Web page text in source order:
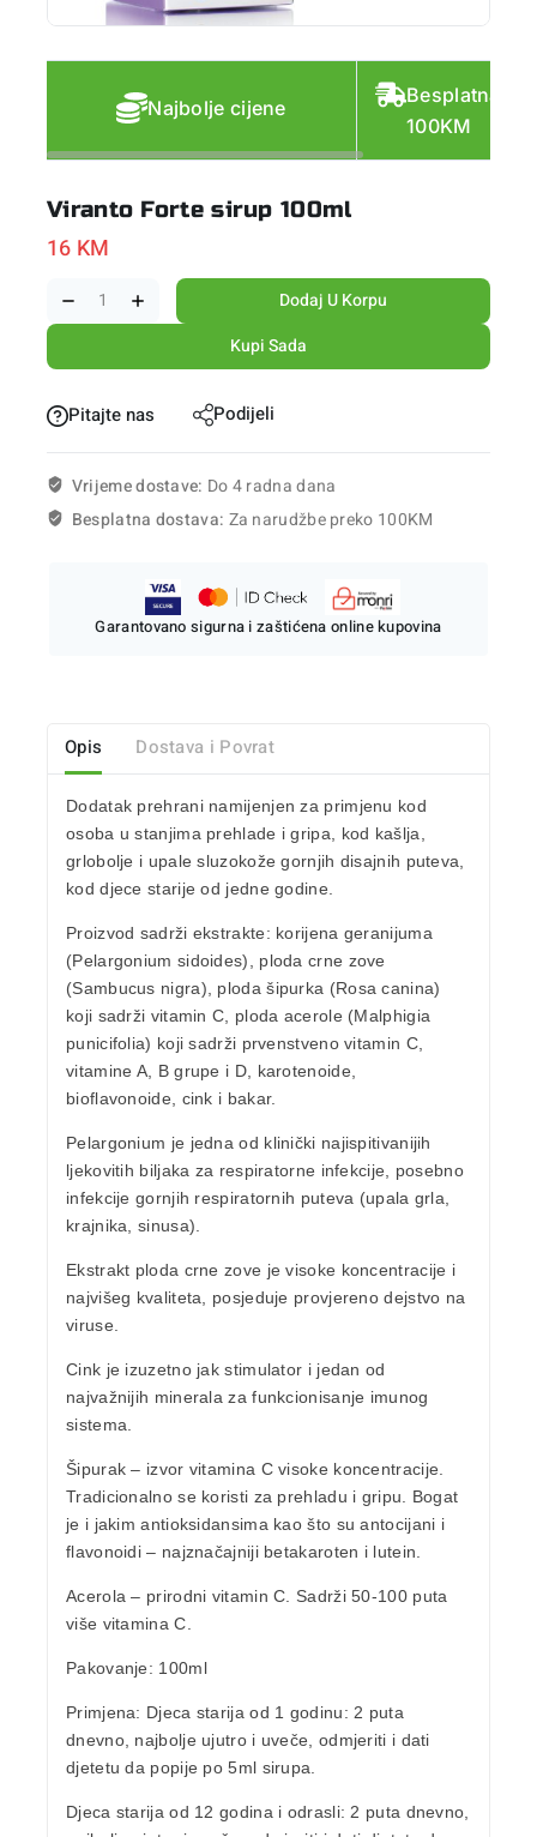
Najbolje cijene
Besplatna
100KM
Viranto Forte sirup 100ml
16 KM
Dodaj U Korpu
Kupi Sada
Pitajte nas Podijeli
Vrijeme dostave: Do 4 radna dana
Besplatna dostava: Za narudžbe preko 100KM
Garantovano sigurna i zaštićena online kupovina
Opis Dostava i Povrat
Dodatak prehrani namijenjen za primjenu kod
osoba u stanjima prehlade i gripa , kod kašlja,
grlobolje i upale sluzokože gornjih disajnih puteva
kod djece starije od jedne godine.
Proizvod sadrži ekstrakte: korijena geranijuma
(Pelargonium sidoides), ploda crne zove
(Sambucus nigra), ploda šipurka (Rosa canina)
koji sadrži vitamin C, ploda acerole (Malphigia
punicifolia) koji sadrži prvenstveno vitamin C,
vitamine A, B grupe i D, karotenoide,
bioflavonoide, cink i bakar.
Pelargonium je jedna od klinički najispitivanijih
ljekovitih biljaka za respiratorne infekcije, posebno
infekcije gornjih respiratornih puteva (upala grla,
krajnika, sinusa).
Ekstrakt ploda crne zove je visoke koncentracije i
najvišeg kvaliteta, posjeduje provjereno dejstvo na
viruse.
Cink je izuzetno jak stimulator i jedan od
najvažnijih minerala za funkcionisanje imunog
sistema.
Šipurak – izvor vitamina C visoke koncentracije.
Tradicionalno se koristi za prehladu i gripu. Bogat
je i jakim antioksidansima kao što su antocijani i
flavonoidi – najznačajniji betakaroten i lutein.
Acerola – prirodni vitamin C. Sadrži 50-100 puta
više vitamina C.
Pakovanje: 100ml
Primjena: Djeca starija od 1 godinu: 2 puta
dnevno, najbolje ujutro i uveče, odmjeriti i dati
djetetu da popije po 5ml sirupa.
Djeca starija od 12 godina i odrasli: 2 puta dnevno,